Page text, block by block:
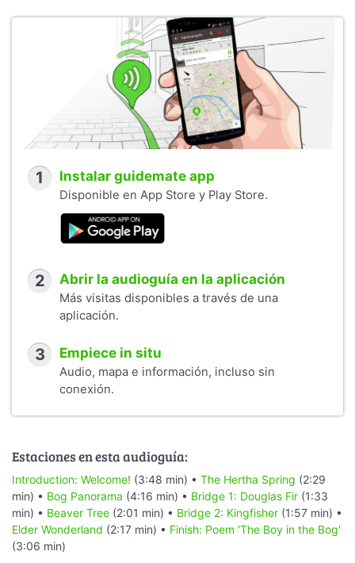
1 Instalar guidemate app
Disponible en App Store y Play Store.
2 Abrir la audioguía en la aplicación
Más visitas disponibles a través de una
aplicación.
3 Empiece in situ
Audio, mapa e información, incluso sin
conexión.
Estaciones en esta audioguía:
Introduction: Welcome! (3:48 min) • The Hertha Spring (2:29
min) • Bog Panorama (4:16 min) • Bridge 1: Douglas Fir (1:33
min) • Beaver Tree (2:01 min) • Bridge 2: Kingfisher (1:57 min) •
Elder Wonderland (2:17 min) • Finish: Poem 'The Boy in the Bog'
(3:06 min)